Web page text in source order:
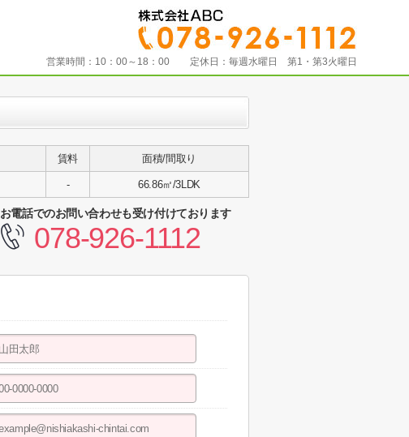
営業時間： 10：00～18：00 定休日： 毎週水曜日 第1・第3火曜日
賃料 面積/間取り
- 66.86㎡/3LDK
お電話でのお問い合わせも受け付けております
078-926-1112